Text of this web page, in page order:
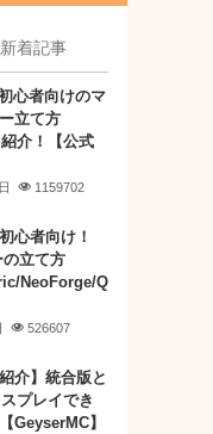
新着記事
心者向けのマ
立て方
紹介！【公式
1159702
心者向け！
の立て方
NeoForge/Q
526607
介】統合版と
プレイでき
GeyserMC】